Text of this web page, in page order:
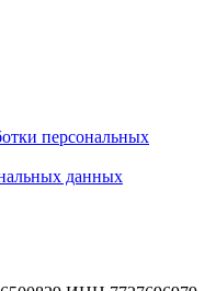
персональных
данных